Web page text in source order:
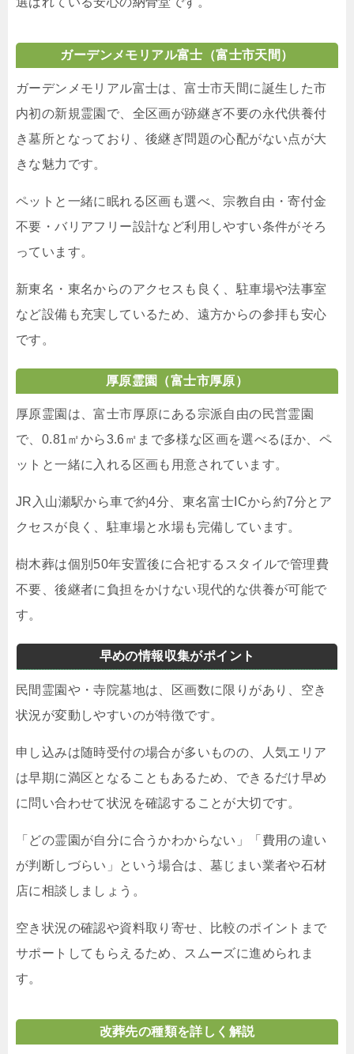
ガーデンメモリアル富士（富士市天間）
ガーデンメモリアル富士は、富士市天間に誕生した市
内初の新規霊園で、全区画が跡継ぎ不要の永代供養付
き墓所となっており、後継ぎ問題の心配がない点が大
きな魅力です。
ペットと一緒に眠れる区画も選べ、宗教自由・寄付金
不要・バリアフリー設計など利用しやすい条件がそろ
っています。
新東名・東名からのアクセスも良く、駐車場や法事室
など設備も充実しているため、遠方からの参拝も安心
です。
厚原霊園（富士市厚原）
厚原霊園は、富士市厚原にある宗派自由の民営霊園
で、0.81㎡から3.6㎡まで多様な区画を選べるほか、ペ
ットと一緒に入れる区画も用意されています。
JR入山瀬駅から車で約4分、東名富士ICから約7分とア
クセスが良く、駐車場と水場も完備しています。
樹木葬は個別50年安置後に合祀するスタイルで管理費
不要、後継者に負担をかけない現代的な供養が可能で
す。
早めの情報収集がポイント
民間霊園や・寺院墓地は、区画数に限りがあり、空き
状況が変動しやすいのが特徴です。
申し込みは随時受付の場合が多いものの、人気エリア
は早期に満区となることもあるため、できるだけ早め
に問い合わせて状況を確認することが大切です。
「どの霊園が自分に合うかわからない」「費用の違い
が判断しづらい」という場合は、墓じまい業者や石材
店に相談しましょう。
空き状況の確認や資料取り寄せ、比較のポイントまで
サポートしてもらえるため、スムーズに進められま
す。
改葬先の種類を詳しく解説